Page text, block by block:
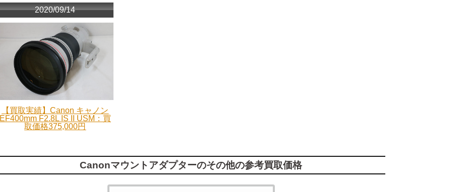
2020/09/14
【買取実績】Canon キャノン
EF400mm F2.8L IS II USM：買
取価格375,000円
Canonマウントアダプターのその他の参考買取価格